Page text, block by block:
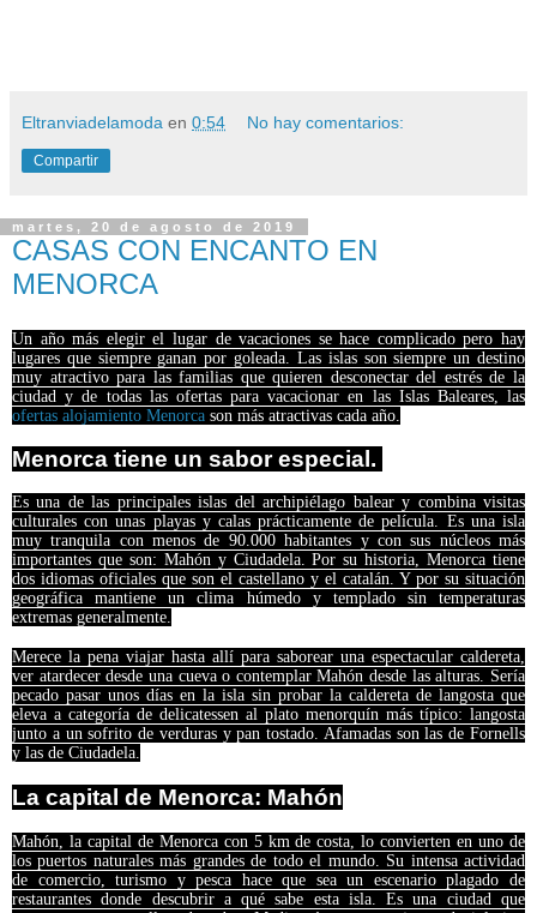
Eltranviadelamoda en 0:54 No hay comentarios:
Compartir
martes, 20 de agosto de 2019
CASAS CON ENCANTO EN
MENORCA
Un año más elegir el lugar de vacaciones se hace complicado pero hay
lugares que siempre ganan por goleada. Las islas son siempre un destino
muy atractivo para las familias que quieren desconectar del estrés de la
ciudad y de todas las ofertas para vacacionar en las Islas Baleares, las
ofertas alojamiento Menorca son más atractivas cada año.
Menorca tiene un sabor especial.
Es una de las principales islas del archipiélago balear y combina visitas
culturales con unas playas y calas prácticamente de película. Es una isla
muy tranquila con menos de 90.000 habitantes y con sus núcleos más
importantes que son: Mahón y Ciudadela. Por su historia, Menorca tiene
dos idiomas oficiales que son el castellano y el catalán. Y por su situación
geográfica mantiene un clima húmedo y templado sin temperaturas
extremas generalmente.
Merece la pena viajar hasta allí para saborear una espectacular caldereta,
ver atardecer desde una cueva o contemplar Mahón desde las alturas. Sería
pecado pasar unos días en la isla sin probar la caldereta de langosta que
eleva a categoría de delicatessen al plato menorquín más típico: langosta
junto a un sofrito de verduras y pan tostado. Afamadas son las de Fornells
y las de Ciudadela.
La capital de Menorca: Mahón
Mahón, la capital de Menorca con 5 km de costa, lo convierten en uno de
los puertos naturales más grandes de todo el mundo. Su intensa actividad
de comercio, turismo y pesca hace que sea un escenario plagado de
restaurantes donde descubrir a qué sabe esta isla. Es una ciudad que